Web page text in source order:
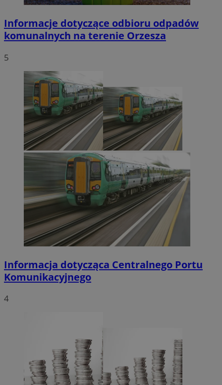
Informacje dotyczące odbioru odpadów
komunalnych na terenie Orzesza
5
Informacja dotycząca Centralnego Portu
Komunikacyjnego
4